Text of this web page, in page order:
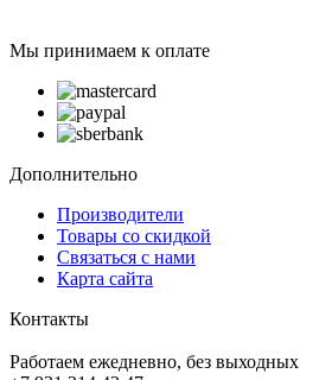
Мы принимаем к оплате
Дополнительно
Производители
Товары со скидкой
Связаться с нами
Карта сайта
Контакты
Работаем ежедневно, без выходных